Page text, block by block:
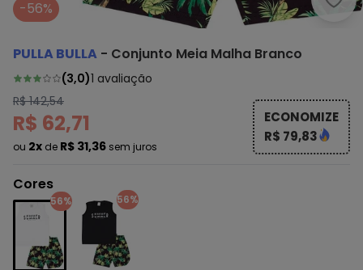
-56%
PULLA BULLA - Conjunto Meia Malha Branco
(3,0)1 avaliação
R$ 142,54
R$ 62,71
ou 2x de R$ 31,36 sem juros
ECONOMIZE
R$ 79,83
Cores
56% 56%